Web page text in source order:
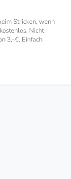
Stricken, wenn
Nicht-
3,-€. Einfach